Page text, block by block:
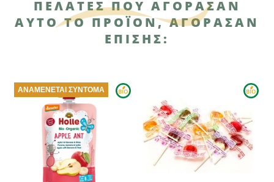
ΠΕΛΆΤΕΣ ΠΟΥ ΑΓΌΡΑΣΑΝ
ΑΥΤΌ ΤΟ ΠΡΟΪΌΝ, ΑΓΌΡΑΣΑΝ
ΕΠΊΣΗΣ:
ΑΝΑΜΈΝΕΤΑΙ ΣΎΝΤΟΜΑ